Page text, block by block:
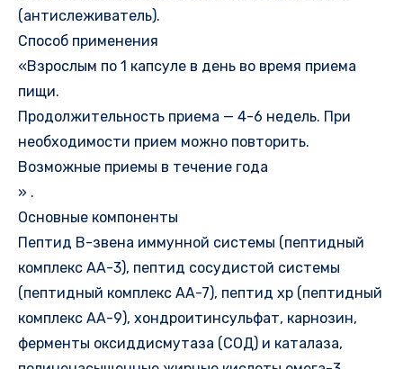
(антислеживатель).
Способ применения
«Взрослым по 1 капсуле в день во время приема
пищи.
Продолжительность приема — 4-6 недель. При
необходимости прием можно повторить.
Возможные приемы в течение года
» .
Основные компоненты
Пептид В-звена иммунной системы (пептидный
комплекс АА-3), пептид сосудистой системы
(пептидный комплекс АА-7), пептид хр (пептидный
комплекс АА-9), хондроитинсульфат, карнозин,
ферменты оксиддисмутаза (СОД) и каталаза,